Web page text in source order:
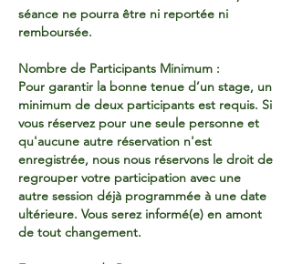
séance ne pourra être ni reportée ni
remboursée.
Nombre de Participants Minimum :
Pour garantir la bonne tenue d’un stage, un
minimum de deux participants est requis. Si
vous réservez pour une seule personne et
qu'aucune autre réservation n'est
enregistrée, nous nous réservons le droit de
regrouper votre participation avec une
autre session déjà programmée à une date
ultérieure. Vous serez informé(e) en amont
de tout changement.